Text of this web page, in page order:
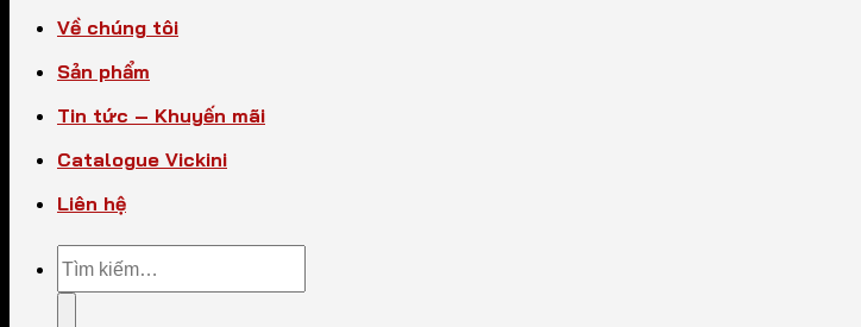
Về chúng tôi
Sản phẩm
Tin tức – Khuyến mãi
Catalogue Vickini
Liên hệ
Tìm
kiếm: